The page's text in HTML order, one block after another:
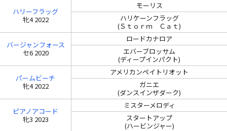
ハリーフラッグ
牝4 2022
モーリス
ハリケーンフラッグ
(Ｓｔｏｒｍ Ｃａｔ)
バージャンフォース
セ6 2020
ロードカナロア
エバーブロッサム
(ディープインパクト)
パームビーチ
牝4 2022
アメリカンペイトリオット
ガニエ
(ダンスインザダーク)
ピアノアコード
牝3 2023
ミスターメロディ
スタートアップ
(ハービンジャー)